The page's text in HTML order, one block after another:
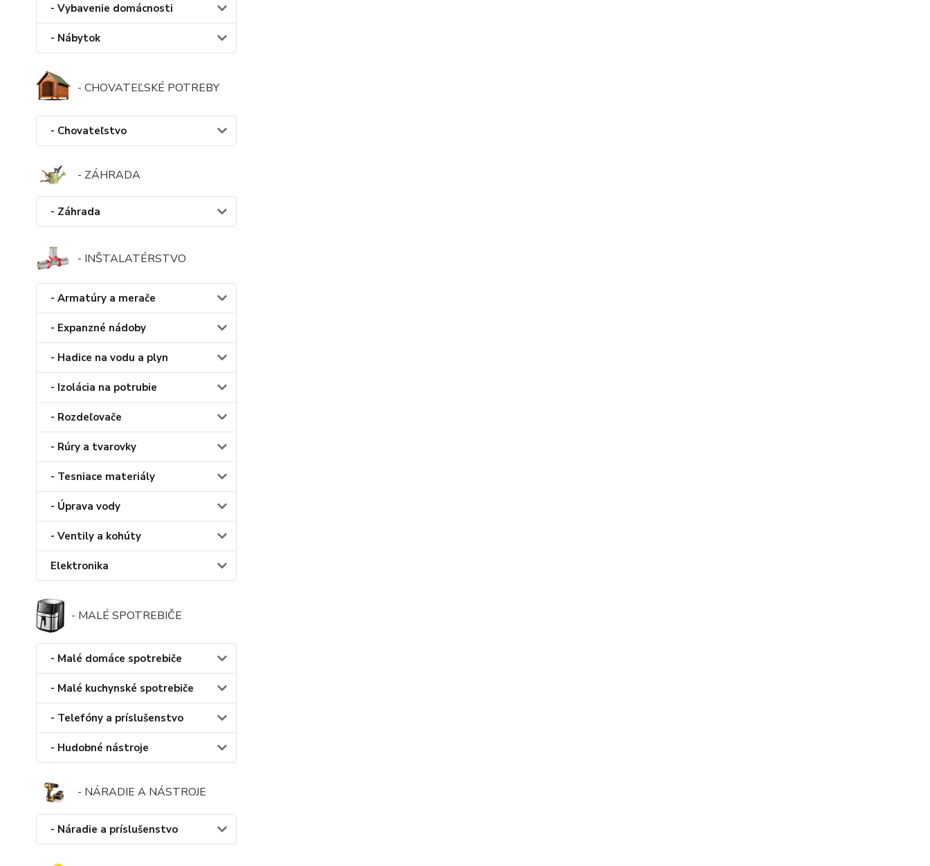
- Vybavenie domácnosti
- Nábytok
- CHOVATEĽSKÉ POTREBY
- Chovateľstvo
- ZÁHRADA
- Záhrada
- INŠTALATÉRSTVO
- Armatúry a merače
- Expanzné nádoby
- Hadice na vodu a plyn
- Izolácia na potrubie
- Rozdeľovače
- Rúry a tvarovky
- Tesniace materiály
- Úprava vody
- Ventily a kohúty
Elektronika
- MALÉ SPOTREBIČE
- Malé domáce spotrebiče
- Malé kuchynské spotrebiče
- Telefóny a príslušenstvo
- Hudobné nástroje
- NÁRADIE A NÁSTROJE
- Náradie a príslušenstvo